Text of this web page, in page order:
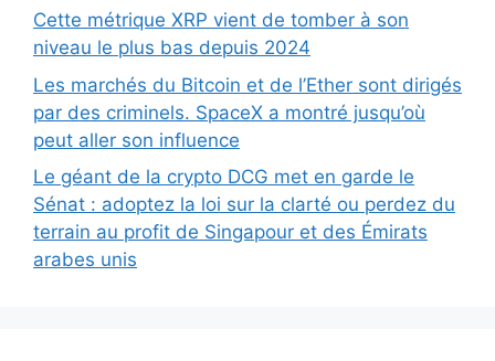
Cette métrique XRP vient de tomber à son
niveau le plus bas depuis 2024
Les marchés du Bitcoin et de l’Ether sont dirigés
par des criminels. SpaceX a montré jusqu’où
peut aller son influence
Le géant de la crypto DCG met en garde le
Sénat : adoptez la loi sur la clarté ou perdez du
terrain au profit de Singapour et des Émirats
arabes unis